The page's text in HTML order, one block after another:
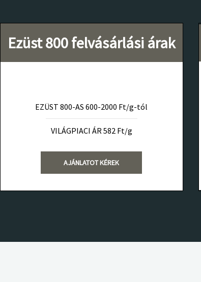
Ezüst 800 felvásárlási árak
EZÜST 800-AS 600-2000 Ft/g-tól
VILÁGPIACI ÁR 582 Ft/g
AJÁNLATOT KÉREK